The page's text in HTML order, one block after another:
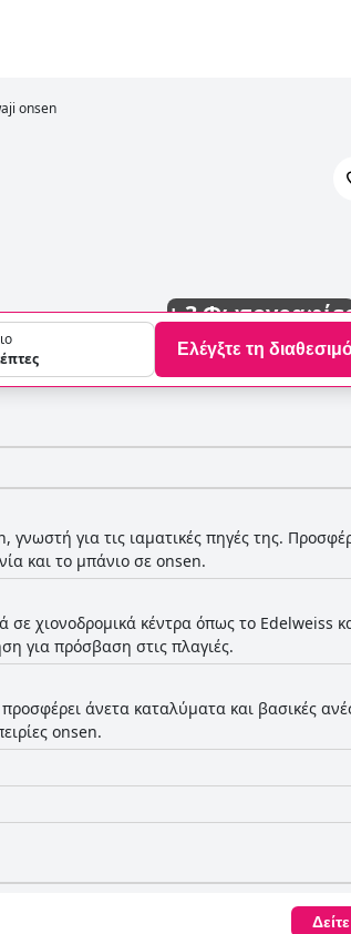
onsen
+3
Ελέγξτε τη
για τις ιαματικές πηγές της.
και το μπάνιο σε onsen.
σε χιονοδρομικά κέντρα όπως το Edelweiss
για πρόσβαση στις πλαγιές.
άνετα καταλύματα και βασικές
onsen.